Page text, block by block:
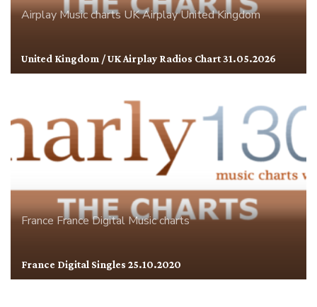
AirplayMusic chartsUK AirplayUnited Kingdom
United Kingdom / UK Airplay Radios Chart 31.05.2026
FranceFrance DigitalMusic charts
France Digital Singles 25.10.2020